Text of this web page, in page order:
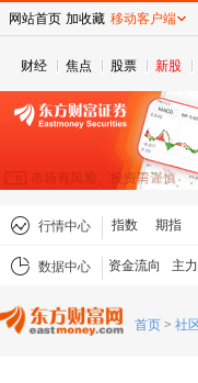
财经 焦点 股票 新股
行情中心 指数 期指
数据中心 资金流向 主
首页 > 社
网站首页 加收藏 移动客户端